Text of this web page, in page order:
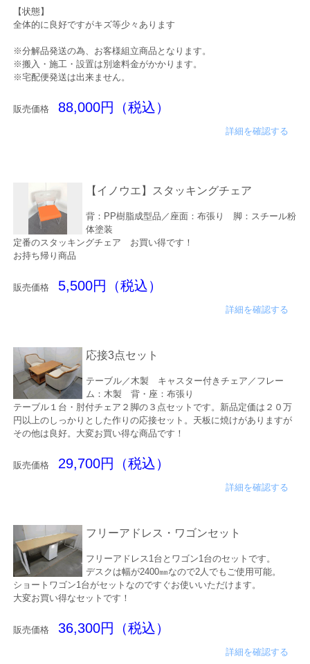
【状態】
全体的に良好ですがキズ等少々あります
※分解品発送の為、お客様組立商品となります。
※搬入・施工・設置は別途料金がかかります。
※宅配便発送は出来ません。
販売価格 88,000円（税込）
詳細を確認する
【イノウエ】スタッキングチェア
背：PP樹脂成型品／座面：布張り 脚：スチール粉
体塗装
定番のスタッキングチェア お買い得です！
お持ち帰り商品
販売価格 5,500円（税込）
詳細を確認する
応接3点セット
テーブル／木製 キャスター付きチェア／フレー
ム：木製 背・座：布張り
テーブル１台・肘付チェア２脚の３点セットです。新品定価は２０万
円以上のしっかりとした作りの応接セット。天板に焼けがありますが
その他は良好。大変お買い得な商品です！
販売価格 29,700円（税込）
詳細を確認する
フリーアドレス・ワゴンセット
フリーアドレス1台とワゴン1台のセットです。
デスクは幅が2400㎜なので2人でもご使用可能。
ショートワゴン1台がセットなのですぐお使いいただけます。
大変お買い得なセットです！
販売価格 36,300円（税込）
詳細を確認する